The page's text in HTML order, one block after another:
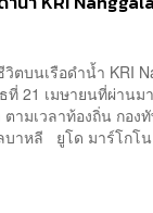
ตบนเรือดำน้ำ KRI
21 เมษายนที่ผ่านม
ามเวลาท้องถิ่น กอง
บาหลี ยูโด มาร์โกโ